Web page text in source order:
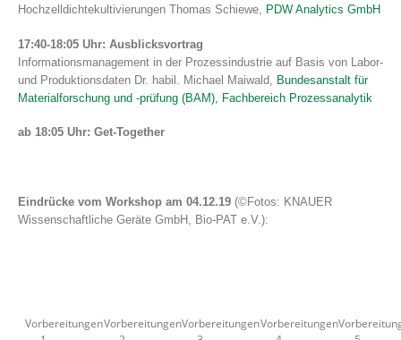
Hochzelldichtekultivierungen Thomas Schiewe, PDW Analytics GmbH
17:40-18:05 Uhr: Ausblicksvortrag
Informationsmanagement in der Prozessindustrie auf Basis von Labor-
und Produktionsdaten Dr. habil. Michael Maiwald,
Bundesanstalt für
Materialforschung und -prüfung (BAM), Fachbereich Prozessanalytik
ab 18:05 Uhr: Get-Together
Eindrücke vom Workshop am 04.12.19 (©Fotos: KNAUER
Wissenschaftliche Geräte GmbH, Bio-PAT e.V.):
VorbereitungenVorbereitungenVorbereitungenVorbereitungen